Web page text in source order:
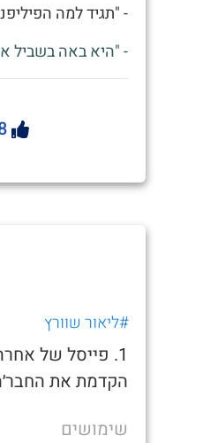
- "תגיד למה
- "היא באה בשביל
#ליאור שוורץ
1. פייסל של
הקדמת את
שימושים